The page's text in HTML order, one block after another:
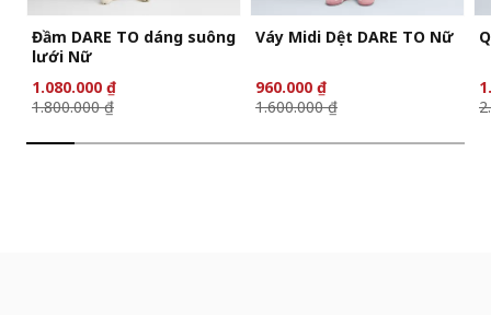
Đầm DARE TO dáng suông
lưới Nữ
1.080.000 ₫
1.800.000 ₫
Váy Midi Dệt DARE TO Nữ
960.000 ₫
1.600.000 ₫